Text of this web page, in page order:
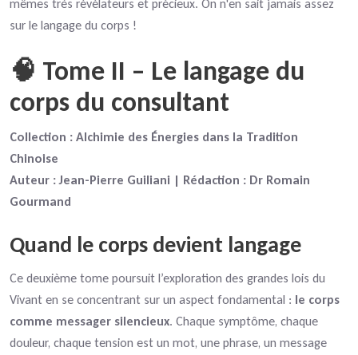
mêmes très révélateurs et précieux. On n'en sait jamais assez
sur le langage du corps !
🧠 Tome II – Le langage du
corps du consultant
Collection : Alchimie des Énergies dans la Tradition
Chinoise
Auteur : Jean-Pierre Guiliani | Rédaction : Dr Romain
Gourmand
Quand le corps devient langage
Ce deuxième tome poursuit l’exploration des grandes lois du
Vivant en se concentrant sur un aspect fondamental : le corps
comme messager silencieux. Chaque symptôme, chaque
douleur, chaque tension est un mot, une phrase, un message